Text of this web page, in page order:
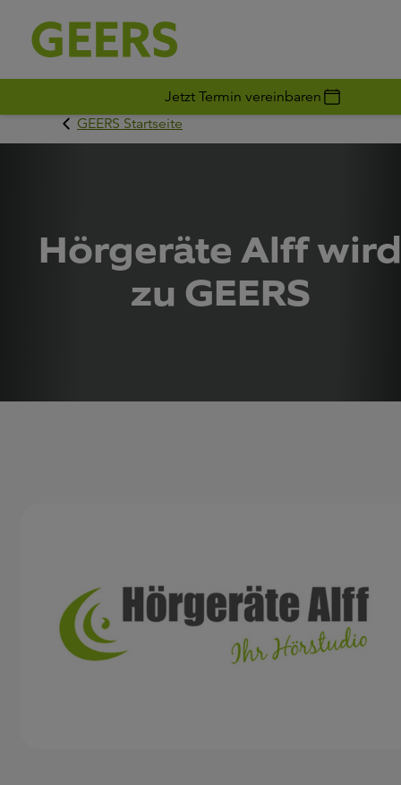
Jetzt Termin vereinbaren
GEERS Startseite
Hörgeräte Alff wird
zu GEERS